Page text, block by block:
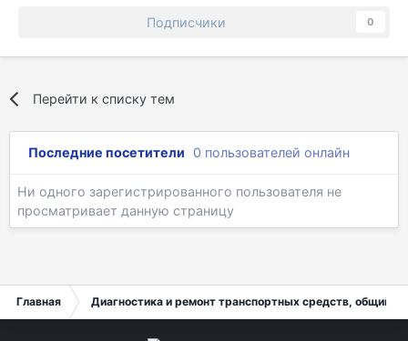
Подписчики 0
Перейти к списку тем
Последние посетители 0 пользователей онлайн
Ни одного зарегистрированного пользователя не
просматривает данную страницу
Главная Диагностика и ремонт транспортных средств, общий